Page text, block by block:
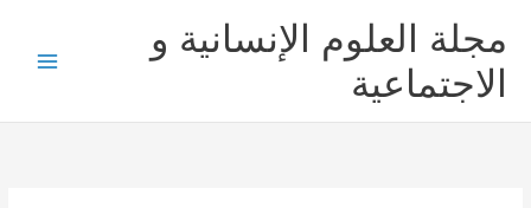
المحتوى
مجلة العلوم الإنسانية و
الاجتماعية